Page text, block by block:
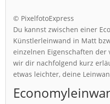
© PixelfotoExpress
Du kannst zwischen einer
Künstlerleinwand in Matt
einzelnen Eigenschaften
wir dir nachfolgend kurz
etwas leichter, deine